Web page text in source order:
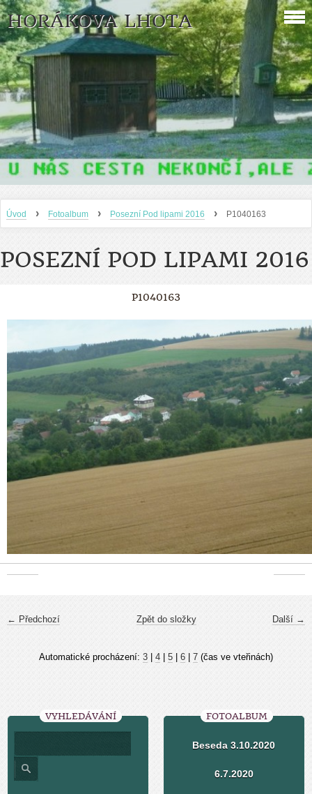
HORÁKOVA LHOTA
Úvod › Fotoalbum › Posezní Pod lipami 2016 › P1040163
POSEZNÍ POD LIPAMI 2016
P1040163
← Předchozí Další →
Zpět do složky
Automatické procházení: 3 4 5 6 7 (čas ve vteřinách)
VYHLEDÁVÁNÍ FOTOALBUM
Beseda 3.10.2020
6.7.2020